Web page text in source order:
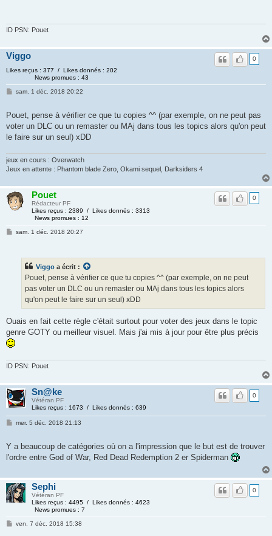
ID PSN: Pouet
Viggo
Likes reçus : 377 / Likes donnés : 202
News promues : 43
0
sam. 1 déc. 2018 20:22
Pouet, pense à vérifier ce que tu copies ^^ (par exemple, on ne peut pas
voter un DLC ou un remaster ou MAj dans tous les topics alors qu'on peut
le faire sur un seul) xDD
jeux en cours : Overwatch
Jeux en attente : Phantom blade Zero, Okami sequel, Darksiders 4
Pouet
Rédacteur PF
Likes reçus : 2389 / Likes donnés : 3313
News promues : 12
0
sam. 1 déc. 2018 20:27
Viggo a écrit :
Pouet, pense à vérifier ce que tu copies ^^ (par exemple, on ne peut
pas voter un DLC ou un remaster ou MAj dans tous les topics alors
qu'on peut le faire sur un seul) xDD
Ouais en fait cette règle c'était surtout pour voter des jeux dans le topic
genre GOTY ou meilleur visuel. Mais j'ai mis à jour pour être plus précis
ID PSN: Pouet
Sn@ke
Vétéran PF
Likes reçus : 1673 / Likes donnés : 639
0
mer. 5 déc. 2018 21:13
Y a beaucoup de catégories où on a l'impression que le but est de trouver
l'ordre entre God of War, Red Dead Redemption 2 er Spiderman
Sephi
Vétéran PF
Likes reçus : 4495 / Likes donnés : 4623
News promues : 7
0
ven. 7 déc. 2018 15:38